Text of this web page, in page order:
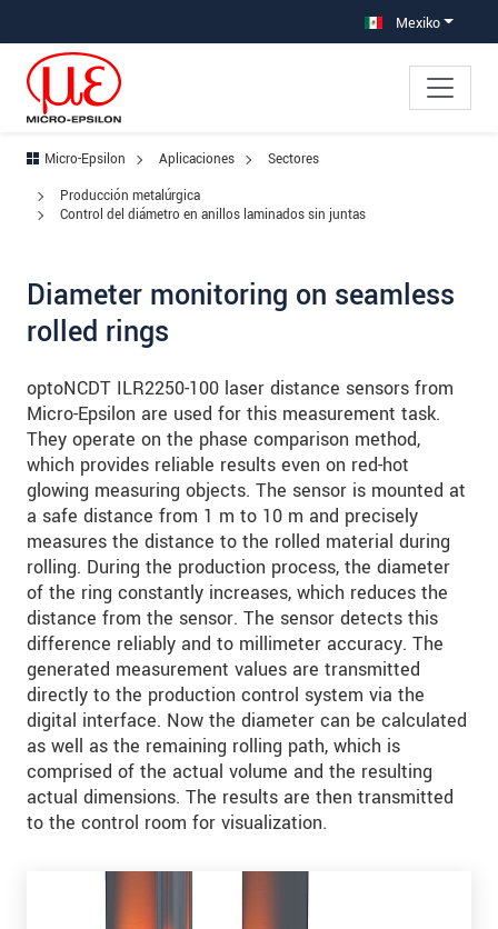
Saltar directamente a la navegación principal Mexiko
Micro-Epsilon Aplicaciones
Sectores
Producción metalúrgica
Control del diámetro en anillos laminados sin juntas
Diameter monitoring on seamless
rolled rings
optoNCDT ILR2250-100 laser distance sensors from
Micro-Epsilon are used for this measurement task.
They operate on the phase comparison method,
which provides reliable results even on red-hot
glowing measuring objects. The sensor is mounted at
a safe distance from 1 m to 10 m and precisely
measures the distance to the rolled material during
rolling. During the production process, the diameter
of the ring constantly increases, which reduces the
distance from the sensor. The sensor detects this
difference reliably and to millimeter accuracy. The
generated measurement values are transmitted
directly to the production control system via the
digital interface. Now the diameter can be calculated
as well as the remaining rolling path, which is
comprised of the actual volume and the resulting
actual dimensions. The results are then transmitted
to the control room for visualization.